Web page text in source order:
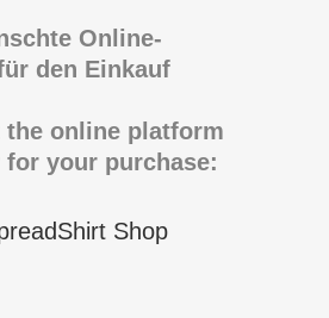
Online-
den Einkauf
the online platform
your purchase:
Shop